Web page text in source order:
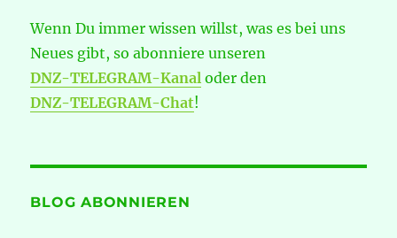
Wenn Du immer wissen willst, was es bei uns
Neues gibt, so abonniere unseren
DNZ-TELEGRAM-Kanal oder den
DNZ-TELEGRAM-Chat!
BLOG ABONNIEREN